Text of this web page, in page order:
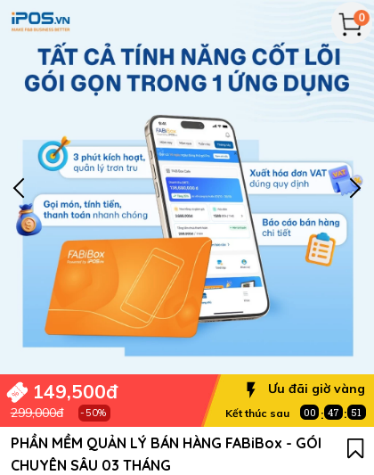
Ưu đãi giờ vàng
PHẦN MỀM QUẢN LÝ BÁN HÀNG FABiBox - GÓI
CHUYÊN SÂU 03 THÁNG
00 47 51
: :
Kết thúc sau
149,500đ
299,000đ 50%
-
0